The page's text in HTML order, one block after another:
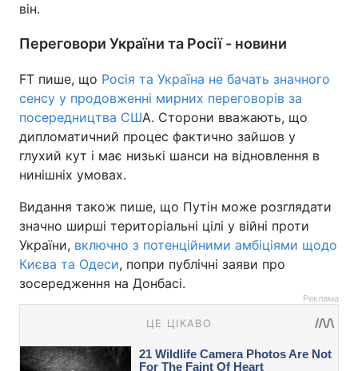
він.
Переговори України та Росії - новини
FT пише, що Росія та Україна не бачать значного
сенсу у продовженні мирних переговорів за
посередництва США. Сторони вважають, що
дипломатичний процес фактично зайшов у
глухий кут і має низькі шанси на відновлення в
нинішніх умовах.
Видання також пише, що Путін може розглядати
значно ширші територіальні цілі у війні проти
України, включно з потенційними амбіціями щодо
Києва та Одеси, попри публічні заяви про
зосередження на Донбасі.
Реклама